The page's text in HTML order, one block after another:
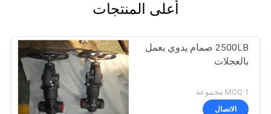
أعلى المنتجات
2500LB صمام يدوي يعمل
بالعجلات
MOQ:1 مجموعة
الاتصال